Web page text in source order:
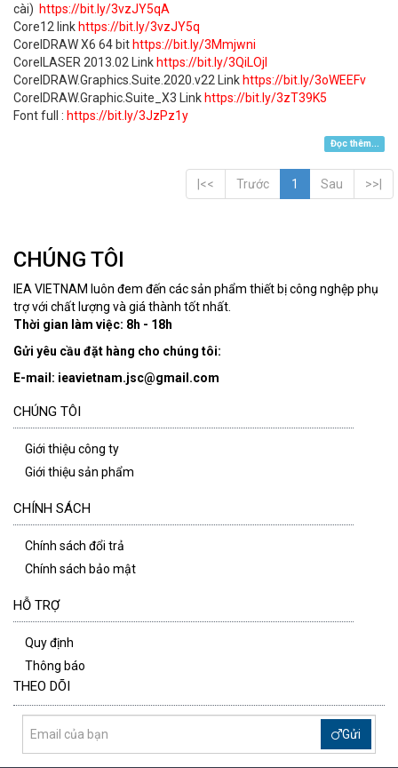
cài) https://bit.ly/3vzJY5qA
Core12 linkhttps://bit.ly/3vzJY5q
CorelDRAW X6 64 bithttps://bit.ly/3Mmjwni
CorelLASER 2013.02 Linkhttps://bit.ly/3QiLOjl
CorelDRAW.Graphics.Suite.2020.v22 Linkhttps://bit.ly/3oWEEFv
CorelDRAW.Graphic.Suite_X3 Linkhttps://bit.ly/3zT39K5
Font full : https://bit.ly/3JzPz1y
Đọc thêm...
|<< Trước 1 Sau >>|
CHÚNG TÔI
IEA VIETNAM luôn đem đến các sản phẩm thiết bị công nghệp phụ
trợ với chất lượng và giá thành tốt nhất.
Thời gian làm việc: 8h - 18h
Gửi yêu cầu đặt hàng cho chúng tôi:
E-mail: ieavietnam.jsc@gmail.com
CHÚNG TÔI
Giới thiệu công ty
Giới thiệu sản phẩm
CHÍNH SÁCH
Chính sách đổi trả
Chính sách bảo mật
HỖ TRỢ
Quy định
Thông báo
THEO DÕI
Gửi